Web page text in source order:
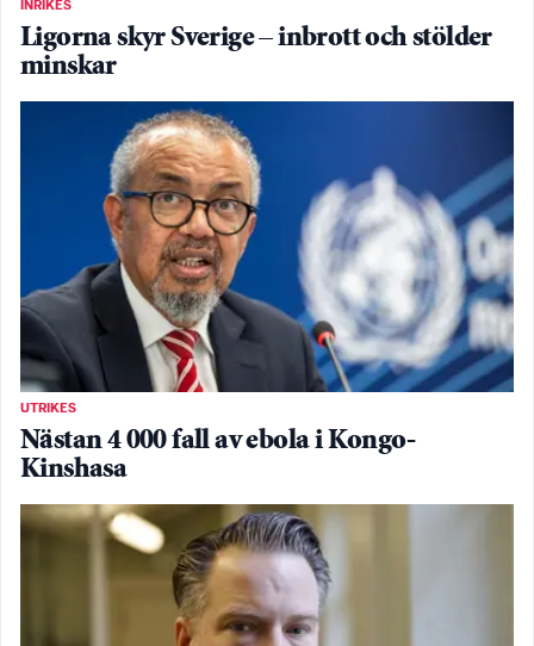
INRIKES
Ligorna skyr Sverige – inbrott och stölder
minskar
UTRIKES
Nästan 4 000 fall av ebola i Kongo-
Kinshasa